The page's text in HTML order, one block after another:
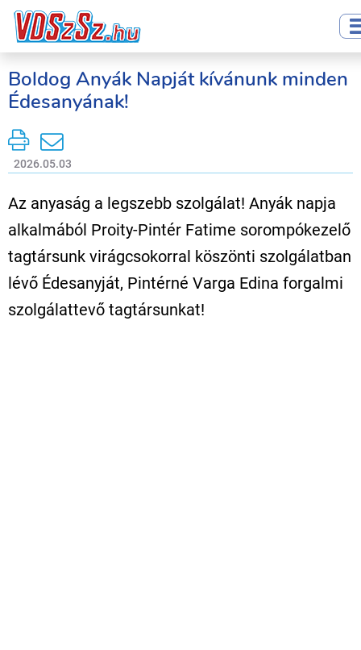
Boldog Anyák Napját kívánunk minden
Édesanyának!
2026.05.03
Az anyaság a legszebb szolgálat! Anyák napja
alkalmából Proity-Pintér Fatime sorompókezelő
tagtársunk virágcsokorral köszönti szolgálatban
lévő Édesanyját, Pintérné Varga Edina forgalmi
szolgálattevő tagtársunkat!